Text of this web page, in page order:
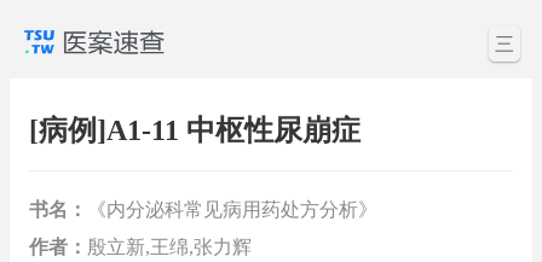
三
[病例]A1-11 中枢性尿崩症
书名：
《内分泌科常见病用药处方分析》
作者： 殷立新,王绵,张力辉